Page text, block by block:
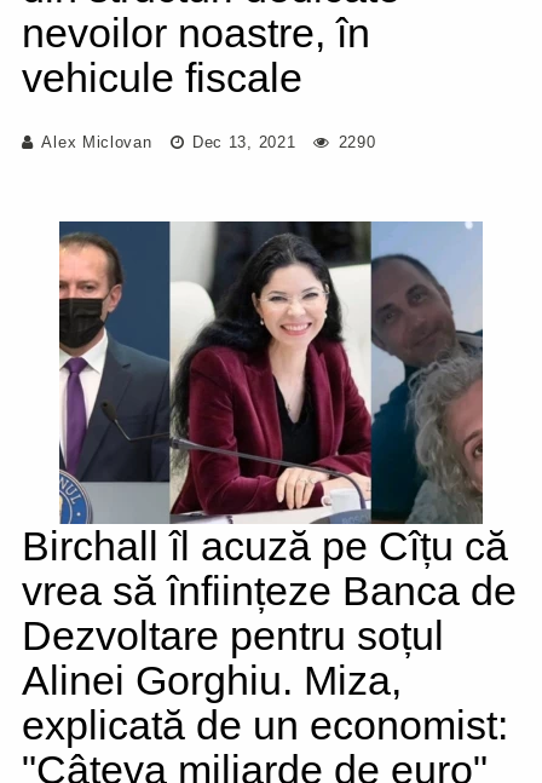
nevoilor noastre, în
vehicule fiscale
Alex Miclovan Dec 13, 2021 2290
Birchall îl acuză pe Cîțu că
vrea să înființeze Banca de
Dezvoltare pentru soțul
Alinei Gorghiu. Miza,
explicată de un economist:
"Câteva miliarde de euro"